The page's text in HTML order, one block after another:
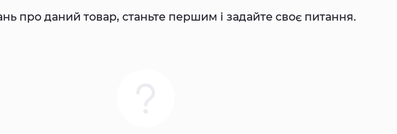
про даний товар, станьте першим і задайте своє питання.